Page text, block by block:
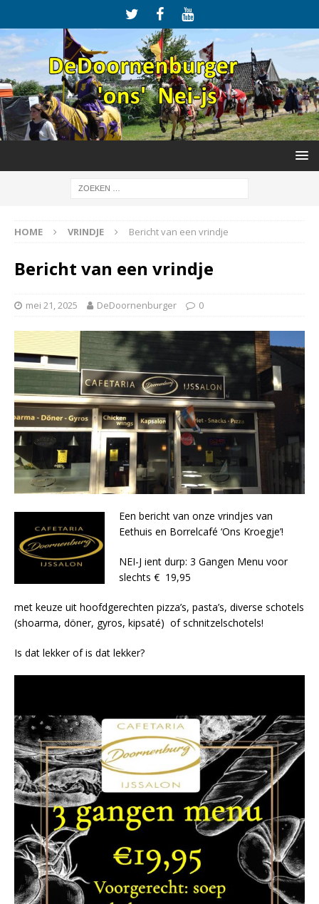
HOME VRINDJE Bericht van een vrindje
Bericht van een vrindje
mei 21, 2025 DeDoornenburger 0
Een bericht van onze vrindjes van
Eethuis en Borrelcafé ‘Ons Kroegje’!
NEI-J ient durp: 3 Gangen Menu voor
slechts € 19,95
met keuze uit hoofdgerechten pizza’s, pasta’s, diverse schotels
(shoarma, döner, gyros, kipsaté) of schnitzelschotels!
Is dat lekker of is dat lekker?